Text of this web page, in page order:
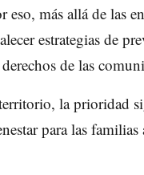
eso, más allá de las
estrategias de
de las
la prioridad
para las familias